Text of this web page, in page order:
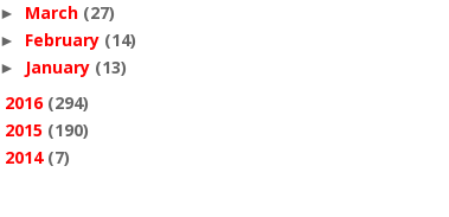
► March (27)
► February (14)
► January (13)
2016 (294)
2015 (190)
2014 (7)